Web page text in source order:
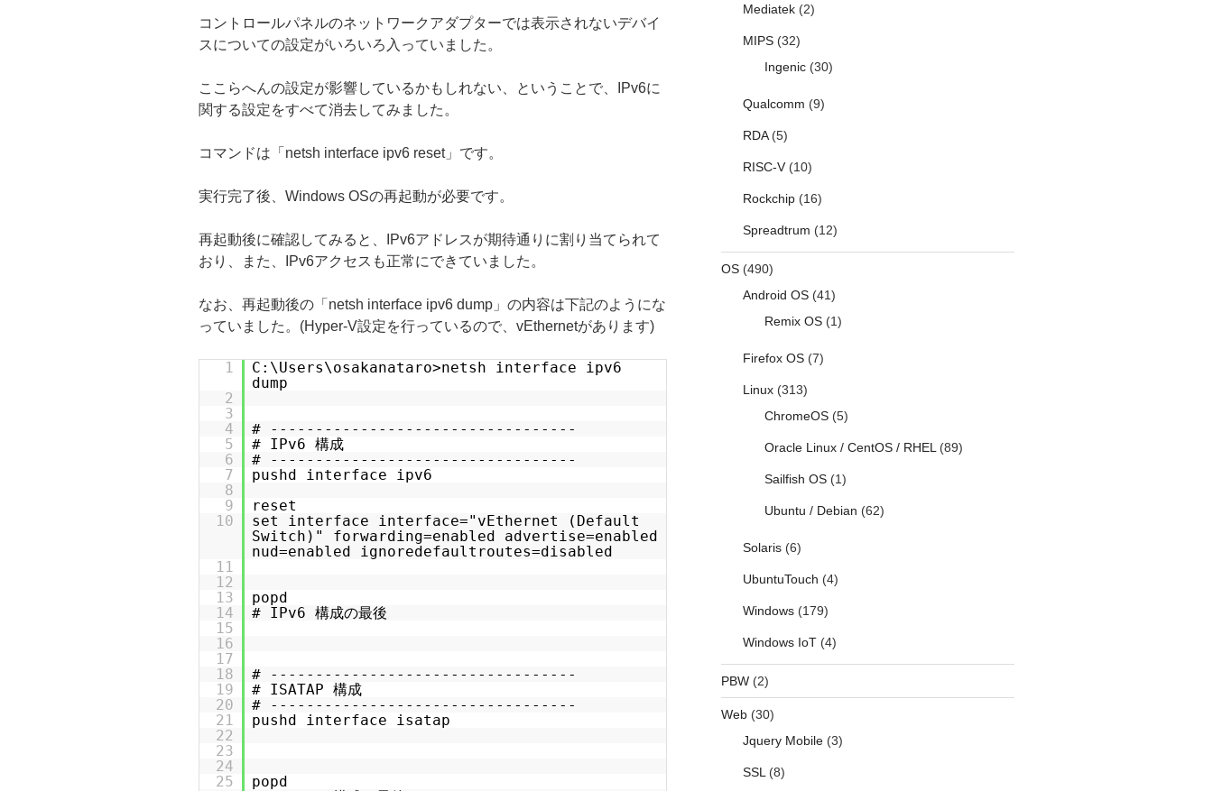
コントロールパネルのネットワークアダプターでは表示されないデバイ
スについての設定がいろいろ入っていました。
ここらへんの設定が影響しているかもしれない、ということで、IPv6に
関する設定をすべて消去してみました。
コマンドは「netsh interface ipv6 reset」です。
実行完了後、Windows OSの再起動が必要です。
再起動後に確認してみると、IPv6アドレスが期待通りに割り当てられて
おり、また、IPv6アクセスも正常にできていました。
なお、再起動後の「netsh interface ipv6 dump」の内容は下記のようにな
っていました。(Hyper-V設定を行っているので、vEthernetがあります)
1
C:\Users\osakanataro>netsh interface ipv6
dump
2
3
4
# ----------------------------------
5
# IPv6 構成
6
# ----------------------------------
7
pushd interface ipv6
8
9
reset
10
set interface interface="vEthernet (Default
Switch)" forwarding=enabled advertise=enabled
nud=enabled ignoredefaultroutes=disabled
11
12
13
popd
14
# IPv6 構成の最後
15
16
17
18
# ----------------------------------
19
# ISATAP 構成
20
# ----------------------------------
21
pushd interface isatap
22
23
24
25
popd
Mediatek(2)
MIPS(32)
Ingenic(30)
Qualcomm (9)
RDA(5)
RISC-V(10)
Rockchip(16)
Spreadtrum (12)
OS(490)
Android OS(41)
Remix OS(1)
Firefox OS(7)
Linux(313)
ChromeOS(5)
Oracle Linux / CentOS / RHEL(89)
Sailfish OS(1)
Ubuntu / Debian (62)
Solaris(6)
UbuntuTouch (4)
Windows(179)
Windows IoT(4)
PBW(2)
Web(30)
Jquery Mobile(3)
SSL(8)